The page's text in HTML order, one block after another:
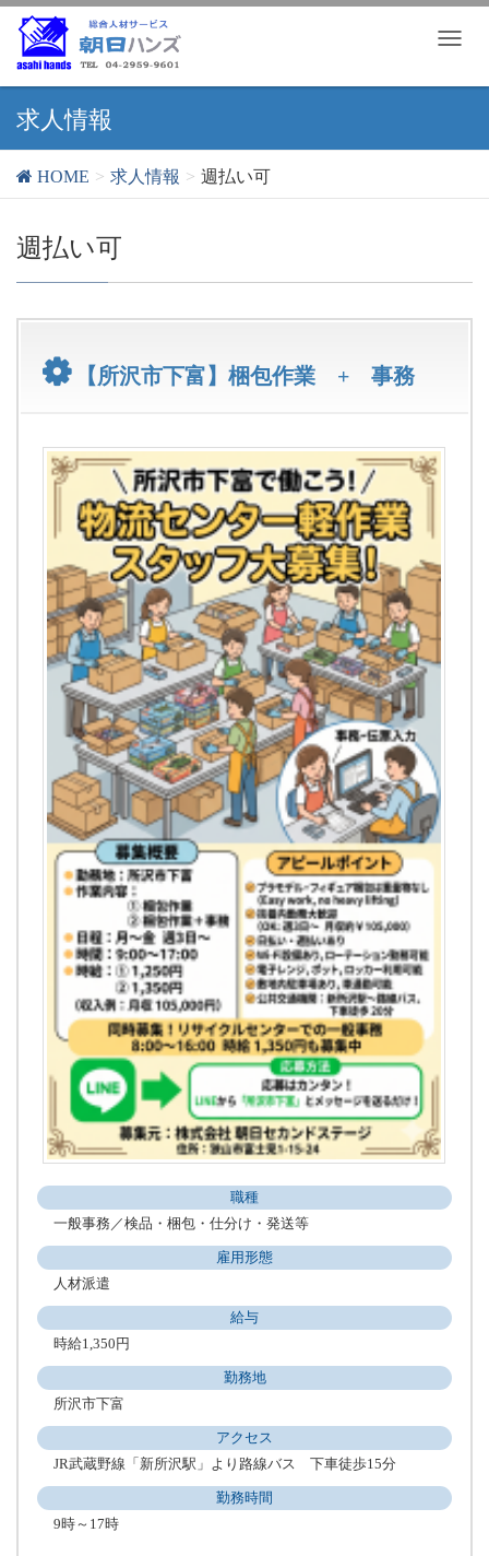
T
g
g
求人情報
HOME 求人情報 週払い可
週払い可
【所沢市下富】梱包作業 + 事務
職種
一般事務／検品・梱包・仕分け・発送等
雇用形態
人材派遣
給与
時給1,350円
勤務地
所沢市下富
アクセス
JR武蔵野線「新所沢駅」より路線バス 下車徒歩15分
勤務時間
9時～17時